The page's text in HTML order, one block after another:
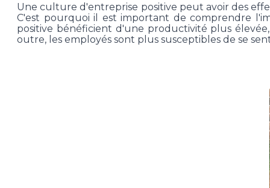
Une culture d'entreprise positive peut avoir des
C'est pourquoi il est important de comprendre
positive bénéficient d'une productivité plus
outre, les employés sont plus susceptibles de se